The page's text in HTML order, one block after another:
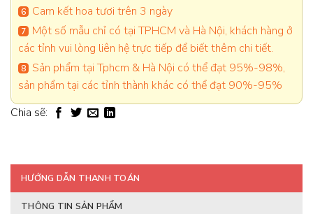
Cam kết hoa tươi trên 3 ngày
Một số mẫu chỉ có tại TPHCM và Hà Nội, khách hàng ở
các tỉnh vui lòng liên hệ trực tiếp để biết thêm chi tiết.
Sản phẩm tại Tphcm & Hà Nội có thể đạt 95%-98%,
sản phẩm tại các tỉnh thành khác có thể đạt 90%-95%
Chia sẽ:
HƯỚNG DẪN THANH TOÁN
THÔNG TIN SẢN PHẨM